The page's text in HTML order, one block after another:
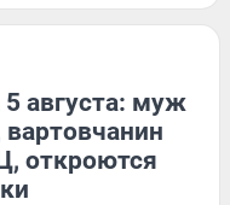
августа: муж
вартовчанин
откроются